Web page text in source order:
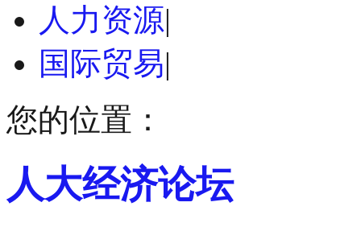
人力资源|
国际贸易|
您的位置：
人大经济论坛